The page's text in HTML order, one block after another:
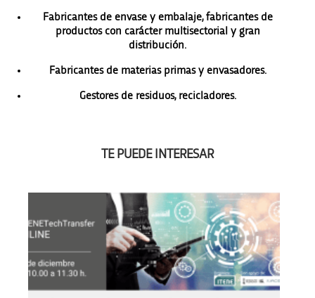
Fabricantes de envase y embalaje, fabricantes de
productos con carácter multisectorial y gran
distribución.
Fabricantes de materias primas y envasadores.
Gestores de residuos, recicladores.
TE PUEDE INTERESAR